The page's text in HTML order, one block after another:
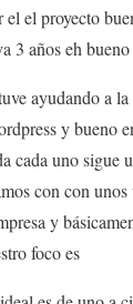
el proyecto
3 años eh
ayudando a
y bueno
cada uno sigue
con con
y
foco es